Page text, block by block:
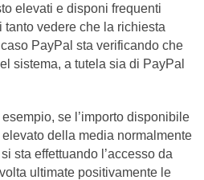
elevati e disponi frequenti
tanto vedere che la richiesta
PayPal sta verificando che
sistema, a tutela sia di PayPal
se l’importo disponibile
della media normalmente
sta effettuando l’accesso da
ultimate positivamente le